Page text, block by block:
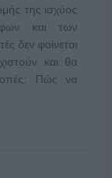
της ισχύος
και των
δεν φαίνεται
και θα
Πώς να